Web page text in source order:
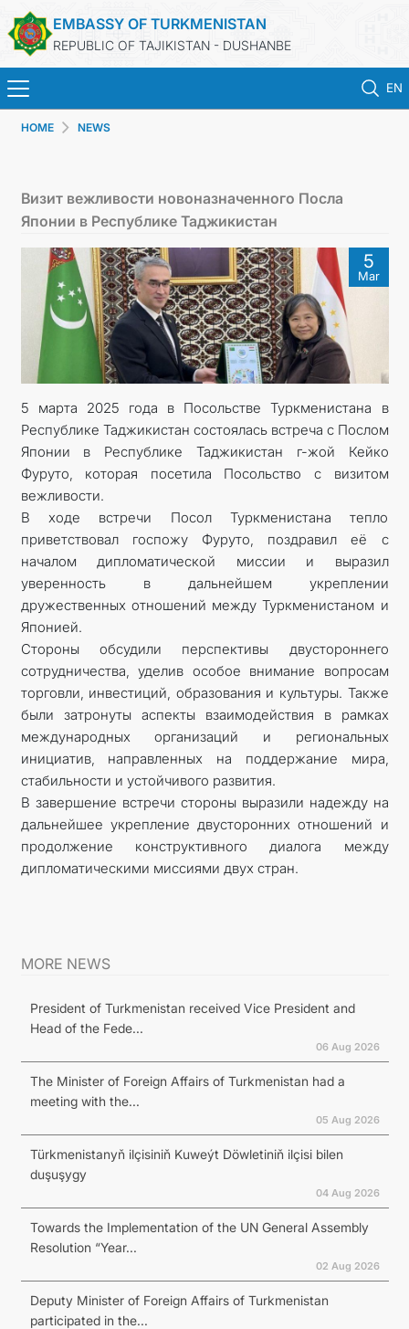
EMBASSY OF TURKMENISTAN
REPUBLIC OF TAJIKISTAN - DUSHANBE
EN
TURKMENISTAN
CONSULAR SERVICES
MFA
CONTACT US
HOME NEWS
Визит вежливости новоназначенного Посла
Японии в Республике Таджикистан
5
Mar
5 марта 2025 года в Посольстве Туркменистана в
Республике Таджикистан состоялась встреча с Послом
Японии в Республике Таджикистан г-жой Кейко
Фуруто, которая посетила Посольство с визитом
вежливости.
В ходе встречи Посол Туркменистана тепло
приветствовал госпожу Фуруто, поздравил её с
началом дипломатической миссии и выразил
уверенность в дальнейшем укреплении
дружественных отношений между Туркменистаном и
Японией.
Стороны обсудили перспективы двустороннего
сотрудничества, уделив особое внимание вопросам
торговли, инвестиций, образования и культуры. Также
были затронуты аспекты взаимодействия в рамках
международных организаций и региональных
инициатив, направленных на поддержание мира,
стабильности и устойчивого развития.
В завершение встречи стороны выразили надежду на
дальнейшее укрепление двусторонних отношений и
продолжение конструктивного диалога между
дипломатическими миссиями двух стран.
MORE NEWS
President of Turkmenistan received Vice President and
Head of the Fede...
06 Aug 2026
The Minister of Foreign Affairs of Turkmenistan had a
meeting with the...
05 Aug 2026
Türkmenistanyň ilçisiniň Kuweýt Döwletiniň ilçisi bilen
duşuşygy
04 Aug 2026
Towards the Implementation of the UN General Assembly
Resolution “Year...
02 Aug 2026
Deputy Minister of Foreign Affairs of Turkmenistan
participated in the...